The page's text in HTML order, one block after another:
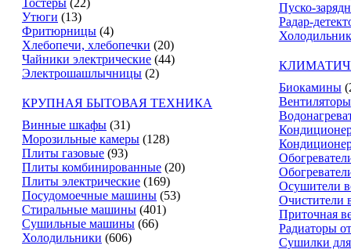
Тостеры (22)
Утюги (13)
Фритюрницы (4)
Хлебопечи, хлебопечки (20)
Чайники электрические (44)
Электрошашлычницы (2)
КРУПНАЯ БЫТОВАЯ ТЕХНИКА
Винные шкафы (31)
Морозильные камеры (128)
Плиты газовые (93)
Плиты комбинированные (20)
Плиты электрические (169)
Посудомоечные машины (53)
Стиральные машины (401)
Сушильные машины (66)
Холодильники (606)
Пуско-
Радар-
Биокамины
Вентиляторы
Осушители
Очистители
Приточная
Радиаторы
Сушилки